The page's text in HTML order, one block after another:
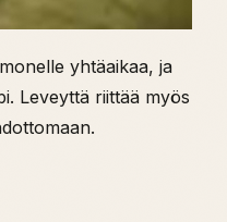
yhtäaikaa, ja
Leveyttä riittää myös